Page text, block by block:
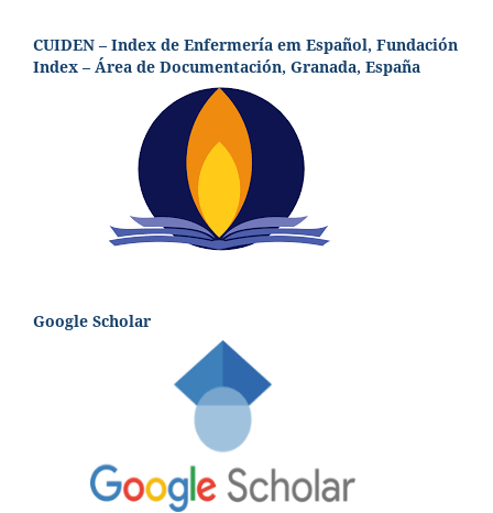
CUIDEN – Index de Enfermería em Español, Fundación
Index – Área de Documentación, Granada, España
Google Scholar